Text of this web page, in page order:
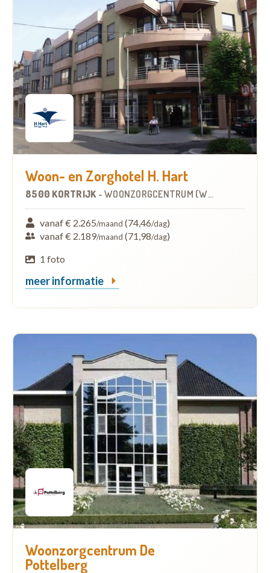
Woon- en Zorghotel H. Hart
8500 KORTRIJK - WOONZORGCENTRUM (WZC)
vanaf € 2.265/maand (74,46/dag)
vanaf € 2.189/maand (71,98/dag)
1 foto
meer informatie
Woonzorgcentrum De
Pottelberg